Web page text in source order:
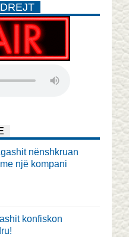
nënshkruan
një kompani
konfiskon